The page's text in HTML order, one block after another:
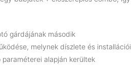
gárdájának második
melynek díszlete és installációi
alapján kerültek